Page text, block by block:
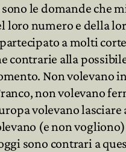
le domande che
numero e della
a molti
contrarie alla
Non volevano
non volevano
volevano
(e non
sono contrari a